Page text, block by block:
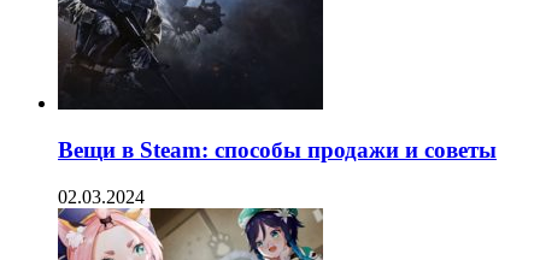
Вещи в Steam: способы продажи и советы
02.03.2024